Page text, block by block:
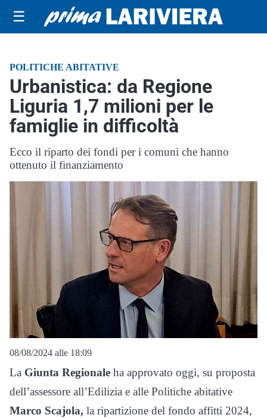
☰
POLITICHE ABITATIVE
Urbanistica: da Regione
Liguria 1,7 milioni per le
famiglie in difficoltà
Ecco il riparto dei fondi per i comuni che hanno
ottenuto il finanziamento
08/08/2024 alle 18:09
La Giunta Regionale ha approvato oggi, su proposta
dell’assessore all’Edilizia e alle Politiche abitative
Marco Scajola, la ripartizione del fondo affitti 2024,